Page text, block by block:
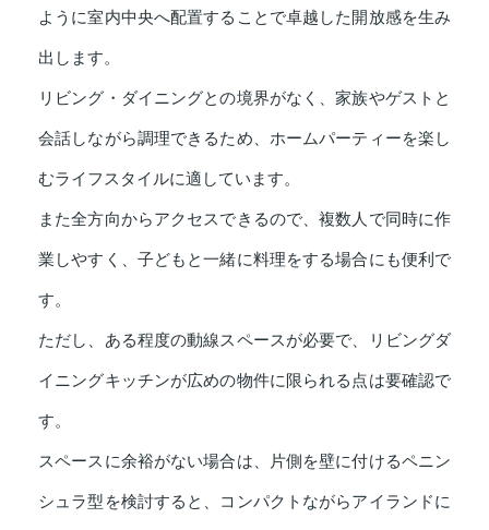
ように室内中央へ配置することで卓越した開放感を生み
出します。
リビング・ダイニングとの境界がなく、家族やゲストと
会話しながら調理できるため、ホームパーティーを楽し
むライフスタイルに適しています。
また全方向からアクセスできるので、複数人で同時に作
業しやすく、子どもと一緒に料理をする場合にも便利で
す。
ただし、ある程度の動線スペースが必要で、リビングダ
イニングキッチンが広めの物件に限られる点は要確認で
す。
スペースに余裕がない場合は、片側を壁に付けるペニン
シュラ型を検討すると、コンパクトながらアイランドに